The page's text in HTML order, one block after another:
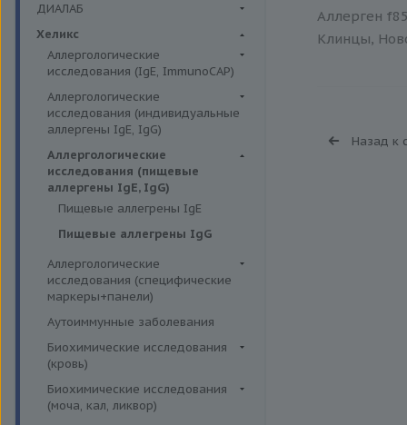
ДИАЛАБ
Биохимия крови
Хеликс
Аллергологические
исследования (IgE, ImmunoCAP)
Аллергены животных
Аллергены пыльцы
Бытовые аллергены
Пищевые аллегрены
Аллергологические
исследования (индивидуальные
аллергены IgE, IgG)
Аллергены гельминтов IgE
Аллергены деревьев IgE, IgG
Аллергены животных IgE, IgG
Аллергены металлов IgE
Аллергены трав IgE
Бытовые аллергены IgE, IgG
Инсектные аллергены IgE
Лекарственные аллергены IgE,
IgG
Прочие аллергены IgE, IgG
Аллергологические
исследования (пищевые
аллергены IgE, IgG)
Пищевые аллегрены IgE
Пищевые аллегрены IgG
Аллергологические
исследования (специфические
маркеры+панели)
Неспецифические маркеры
аллергических реакций
Определение специфических
иммуноглобулинов класса G
Определение специфических
иммуноглобулинов класса Е
Аутоиммунные заболевания
Биохимические исследования
(кровь)
Витамины
Жирные кислоты,
Биохимические исследования
(моча, кал, ликвор)
Аллерген
Клинцы,
Назад к